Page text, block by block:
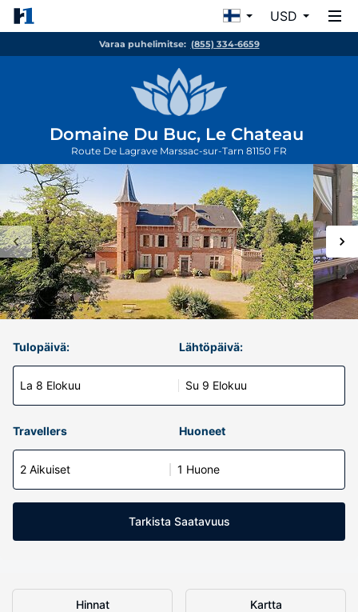
USD
Varaa puhelimitse: (855) 334-6659
Domaine Du Buc, Le Chateau
Route De Lagrave Marssac-sur-Tarn 81150 FR
Tulopäivä:
La 8 Elokuu
Lähtöpäivä:
Su 9 Elokuu
Travellers Huoneet
2 Aikuiset 1 Huone
Tarkista Saatavuus
Hinnat Kartta